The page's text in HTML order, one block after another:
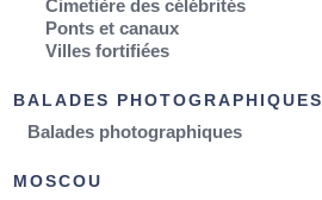
Cimetière des célébrités
Ponts et canaux
Villes fortifiées
BALADES PHOTOGRAPHIQUES
Balades photographiques
MOSCOU